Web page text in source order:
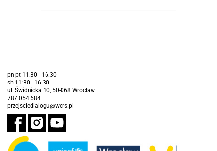
pn-pt 11:30 - 16:30
sb 11:30 - 16:30
ul. Świdnicka 10, 50-068 Wrocław
787 054 684
przejsciedialogu@wcrs.pl